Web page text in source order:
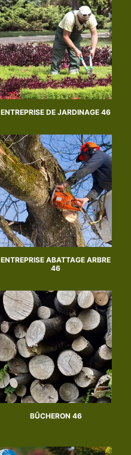
ENTREPRISE DE JARDINAGE 46
ENTREPRISE ABATTAGE ARBRE
46
BÛCHERON 46